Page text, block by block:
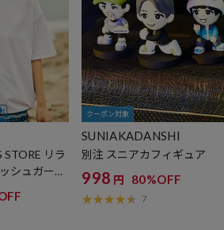
STORE リラ
シュガード
クーポン対象
SUNIAKADANSHI
別注 スニアカフィギュア
998 円 80%OFF
7